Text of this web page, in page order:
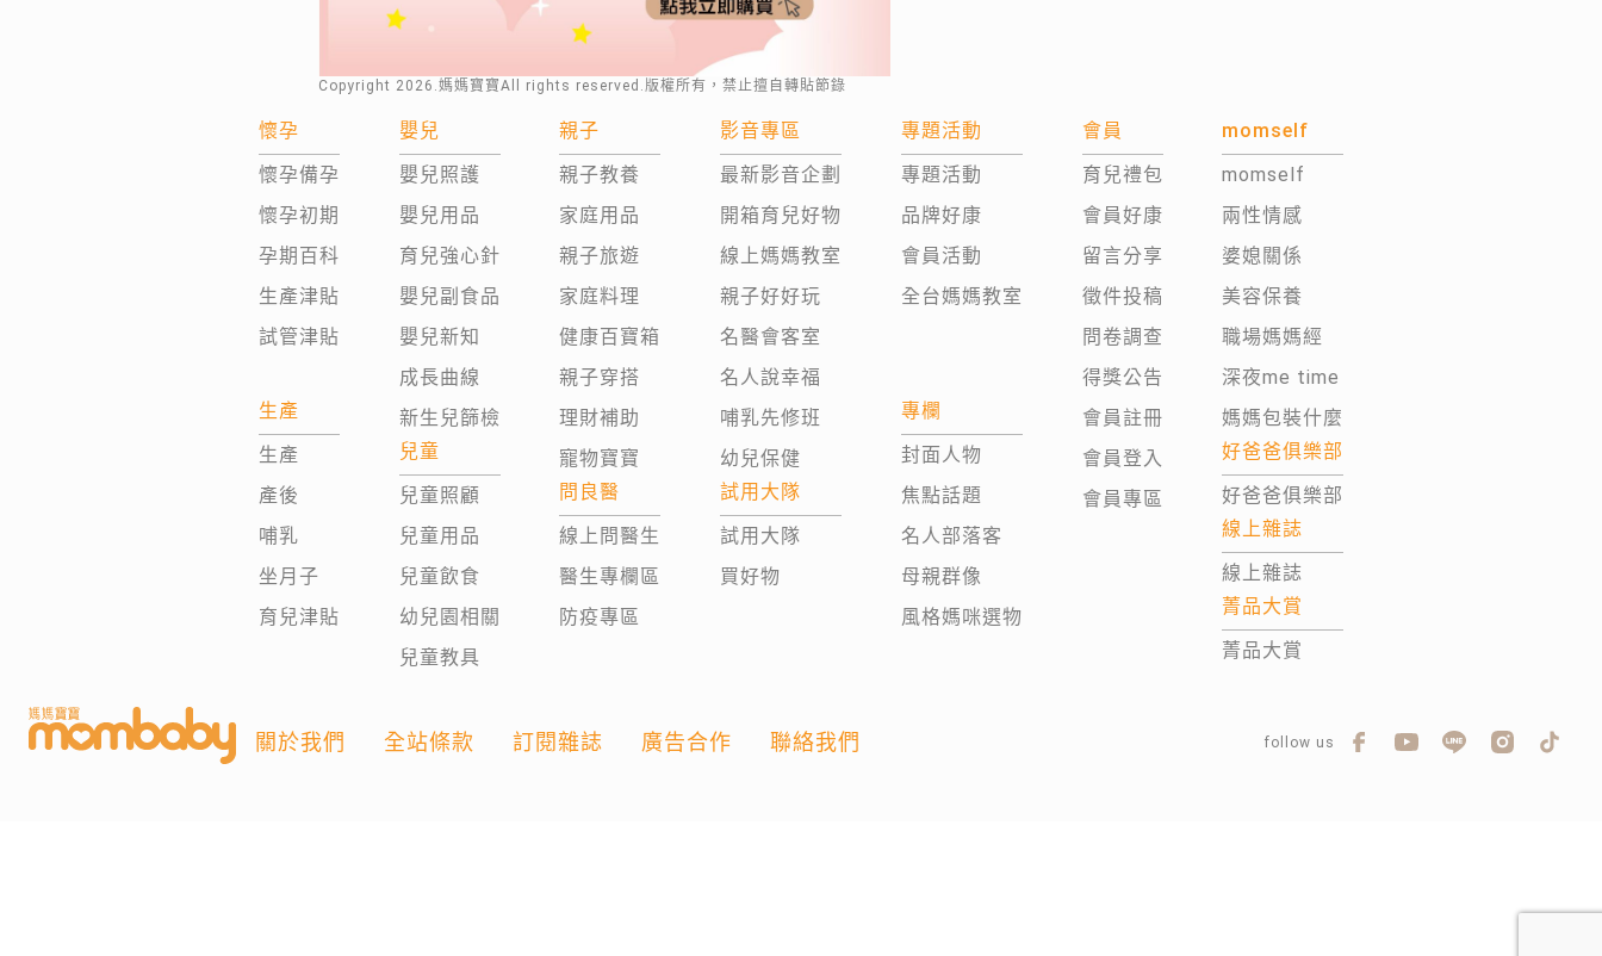
Copyright 2026 .媽媽寶寶All rights reserved.版權所有，禁止擅自轉貼節錄
懷孕
懷孕備孕
懷孕初期
孕期百科
生產津貼
試管津貼
生產
生產
產後
哺乳
坐月子
育兒津貼
嬰兒
嬰兒照護
嬰兒用品
育兒強心針
嬰兒副食品
嬰兒新知
成長曲線
新生兒篩檢
兒童
兒童照顧
兒童用品
兒童飲食
幼兒園相關
兒童教具
親子
親子教養
家庭用品
親子旅遊
家庭料理
健康百寶箱
親子穿搭
理財補助
寵物寶寶
問良醫
線上問醫生
醫生專欄區
防疫專區
影音專區
最新影音企劃
開箱育兒好物
線上媽媽教室
親子好好玩
名醫會客室
名人說幸福
哺乳先修班
幼兒保健
試用大隊
試用大隊
買好物
專題活動
專題活動
品牌好康
會員活動
全台媽媽教室
專欄
封面人物
焦點話題
名人部落客
母親群像
風格媽咪選物
會員
育兒禮包
會員好康
留言分享
徵件投稿
問卷調查
得獎公告
會員註冊
會員登入
會員專區
momself
momself
兩性情感
婆媳關係
美容保養
職場媽媽經
深夜me time
媽媽包裝什麼
好爸爸俱樂部
好爸爸俱樂部
線上雜誌
線上雜誌
菁品大賞
菁品大賞
關於我們 全站條款 訂閱雜誌 廣告合作 聯絡我們 follow us